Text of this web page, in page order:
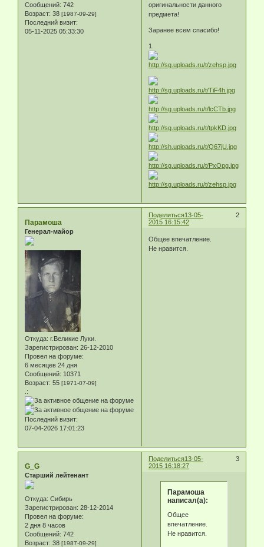
Сообщений: 742
Возраст: 38 [1987-09-29]
Последний визит:
05-11-2025 05:33:30
оригинальности данного
предмета!
Заранее всем спасибо!
1.
Поделиться 2
13-05-
2015 16:15:42
Парамоша
Генерал-майор
Откуда: г.Великие Луки.
Зарегистрирован: 26-12-2010
Провел на форуме:
6 месяцев 24 дня
Сообщений: 10371
Возраст: 55 [1971-07-09]
.:
Последний визит:
07-04-2026 17:01:23
Общее впечатление.
Не нравится.
Поделиться 3
13-05-
2015 16:18:27
G_G
Старший лейтенант
Откуда: Сибирь
Зарегистрирован: 28-12-2014
Провел на форуме:
2 дня 8 часов
Сообщений: 742
Возраст: 38 [1987-09-29]
Парамоша
написал(а):
Общее
впечатление.
Не нравится.